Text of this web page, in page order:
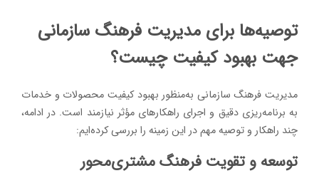
توصیه‌ها برای مدیریت فرهنگ سازمانی
جهت بهبود کیفیت چیست؟
مدیریت فرهنگ سازمانی به‌منظور بهبود کیفیت محصولات و خدمات
به برنامه‌ریزی دقیق و اجرای راهکارهای مؤثر نیازمند است. در ادامه،
چند راهکار و توصیه مهم در این زمینه را بررسی کرده‌ایم:
توسعه و تقویت فرهنگ مشتری‌محور